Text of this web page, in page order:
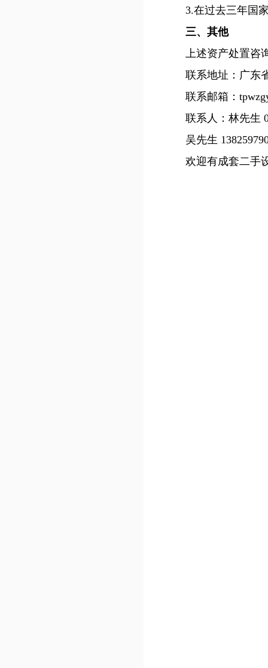
3.在过去三年国家
三、其他
上述资产处置咨
联系地址：广东省
联系邮箱：
联系人：林先生
吴先生
欢迎有成套二手设